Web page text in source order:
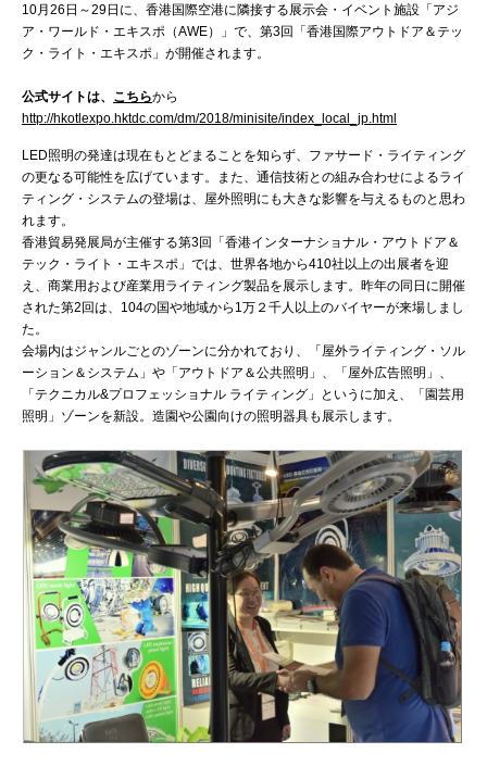
10月26日～29日に、香港国際空港に隣接する展示会・イベント施設「アジ
ア・ワールド・エキスポ（AWE）」で、第3回「香港国際アウトドア＆テッ
ク・ライト・エキスポ」が開催されます。
公式サイトは、 こちらから
http://hkotlexpo.hktdc.com/dm/2018/minisite/index_local_jp.html
LED照明の発達は現在もとどまることを知らず、ファサード・ライティング
の更なる可能性を広げています。また、通信技術との組み合わせによるライ
ティング・システムの登場は、屋外照明にも大きな影響を与えるものと思わ
れます。
香港貿易発展局が主催する第3回「香港インターナショナル・アウトドア＆
テック・ライト・エキスポ」では、世界各地から410社以上の出展者を迎
え、商業用および産業用ライティング製品を展示します。昨年の同日に開催
された第2回は、104の国や地域から1万２千人以上のバイヤーが来場しまし
た。
会場内はジャンルごとのゾーンに分かれており、「屋外ライティング・ソル
ーション＆システム」や「アウトドア＆公共照明」、「屋外広告照明」、
「テクニカル&プロフェッショナル ライティング」というに加え、「園芸用
照明」ゾーンを新設。造園や公園向けの照明器具も展示します。